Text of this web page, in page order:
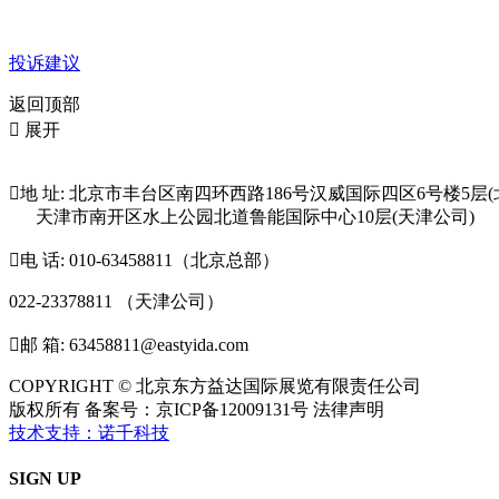
投诉建议
返回顶部
 展开
地 址: 北京市丰台区南四环西路186号汉威国际四区6号楼5层(
天津市南开区水上公园北道鲁能国际中心10层(天津公司)
电 话: 010-63458811（北京总部）
022-23378811 （天津公司）
邮 箱: 63458811@eastyida.com
COPYRIGHT © 北京东方益达国际展览有限责任公司
版权所有 备案号：京ICP备12009131号 法律声明
技术支持：诺千科技
SIGN UP